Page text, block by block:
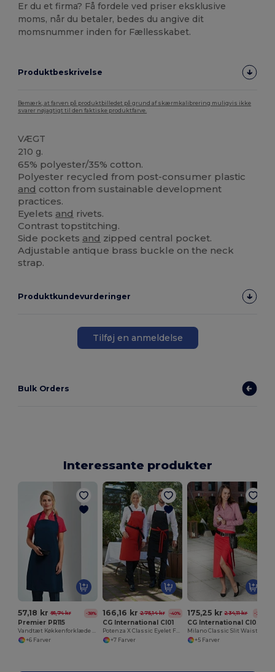
Er du et firma? Få fordele ved priser eksklusive
moms, når du betaler, bedes du angive dit
momsnummer inden for Fællesskabet.
Produktbeskrivelse
Bemærk, at farven på produktbilledet på grund af skærmkalibrering muligvis ikke
svarer nøjagtigt til den faktiske produktfarve.
VÆGT
210 g.
65% polyester/35% cotton.
Polyester recycled from post-consumer plastic
and cotton from sustainable development
practices.
Eyelets and rivets.
Contrast topstitching.
Side pockets and zipped central pocket.
Adjustable antique brass buckle on the neck
strap.
Produktkundevurderinger
Tilføj en anmeldelse
Bulk Orders
Interessante produkter
57,18 kr 91,74 kr -38%
Premier PR115
Vandtæt Køkkenforklæde til Gastronomi
+6 Farver
166,16 kr 275,14 kr -40%
CG International CI01
Potenza X Classic Eyelet Forklæde
+7 Farver
175,25 kr 234,11 kr -25%
CG International CI03
+5 Farver